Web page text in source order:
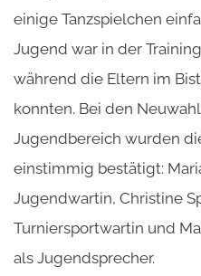
einige Tanzspielchen
Jugend war in der
während die Eltern im
konnten. Bei den
Jugendbereich wurden
einstimmig bestätigt:
Jugendwartin, Christine
Turniersportwartin und
als Jugendsprecher.